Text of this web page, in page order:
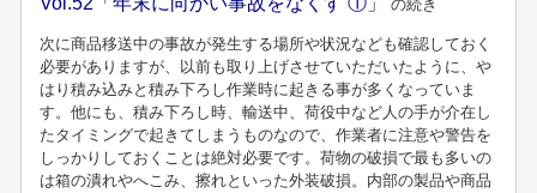
の続き
次に商品移送中の事故が発生する場所や状況なども確認しておく
必要がありますが、以前も取り上げさせていただいたように、や
はり積み込みと積み下ろし作業時に起きる事が多くなっていま
す。他にも、積み下ろし時、輸送中、荷役中など人の手が介在し
たタイミングで起きてしまうものなので、作業者に注意や警告を
しっかりしておくことは絶対必要です。荷物の破損で最も多いの
は箱の潰れやへこみ、擦れといった外装破損。内部の製品や商品